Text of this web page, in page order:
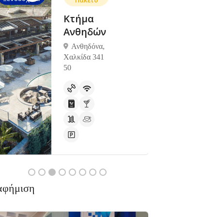
Κτήμα
Ανθηδών
Ανθηδόνα,
Χαλκίδα 341
50